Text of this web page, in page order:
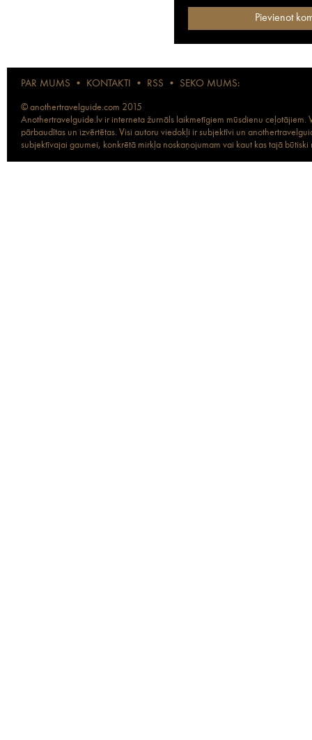
PAR MUMS • KONTAKTI • RSS • SEKO MUMS:
© anothertravelguide.com 2015
Anothertravelguide.lv ir interneta žurnāls laikmetīgiem mūsdienu
pārbaudītas un izvērtētas. Visi autoru viedokļi ir subjektīvi un
subjektīvajai gaumei, konkrētā mirkļa noskaņojumam vai kaut kas tajā